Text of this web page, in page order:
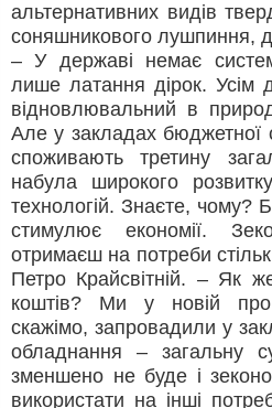
альтернативних видів
соняшникового лушпиння,
– У державі немає
лише латання дірок. Усім
відновлювальний в
Але у закладах бюджетної
споживають третину
набула широкого
технологій. Знаєте, чому?
стимулює економії.
отримаєш на потреби
Петро Крайсвітній. – Як
коштів? Ми у новій
скажімо, запровадили у
обладнання – загальну
зменшено не буде і
використати на інші